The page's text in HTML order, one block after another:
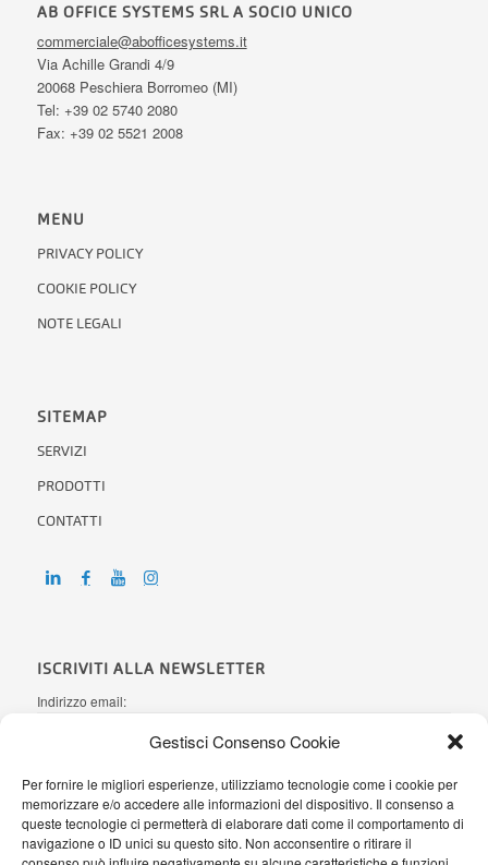
Gestisci Consenso Cookie
Per fornire le migliori esperienze, utilizziamo tecnologie come i cookie per
memorizzare e/o accedere alle informazioni del dispositivo. Il consenso a
queste tecnologie ci permetterà di elaborare dati come il comportamento di
navigazione o ID unici su questo sito. Non acconsentire o ritirare il
AB OFFICE SYSTEMS SRL A SOCIO UNICO
commerciale@abofficesystems.it
Via Achille Grandi 4/9
20068 Peschiera Borromeo (MI)
Tel: +39 02 5740 2080
Fax: +39 02 5521 2008
MENU
PRIVACY POLICY
COOKIE POLICY
NOTE LEGALI
SITEMAP
SERVIZI
PRODOTTI
CONTATTI
ISCRIVITI ALLA NEWSLETTER
Indirizzo email:
Ho letto l'informativa sulla Privacye autorizzo AB Office Systems a
processare i miei dati personali secondo il Regolamento (UE)
2016/679